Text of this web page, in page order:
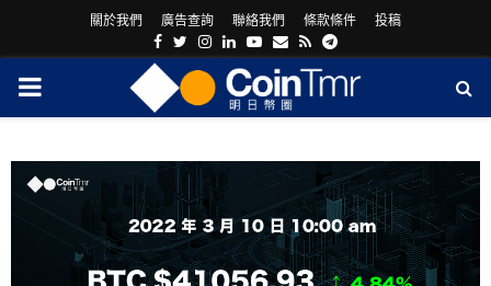
關於我們 廣告查詢 聯絡我們 條款條件 投稿
Facebook
Twitter
Instagram
LinkedinYoutube
Email
RssTelegram
PRIMARY